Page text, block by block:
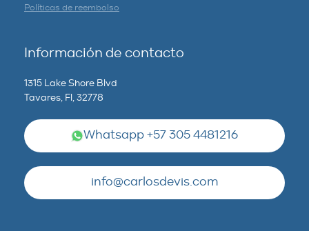
Políticas de reembolso
Información de contacto
1315 Lake Shore Blvd
Tavares, Fl, 32778
Whatsapp +57 305 4481216
info@carlosdevis.com